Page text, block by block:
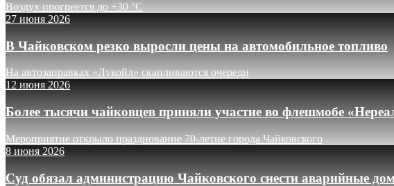
Воздух прогреется до +30 °C
27 июня 2026
В Чайковском резко выросли цены на автомобильное топливо
На автозаправках «Лукойл» скапливаются очереди
12 июня 2026
Более тысячи чайковцев приняли участие во флешмобе
Мероприятие открыло празднование 70-летие города Чайковского
8 июня 2026
Суд обязал администрацию Чайковского снести аварийные